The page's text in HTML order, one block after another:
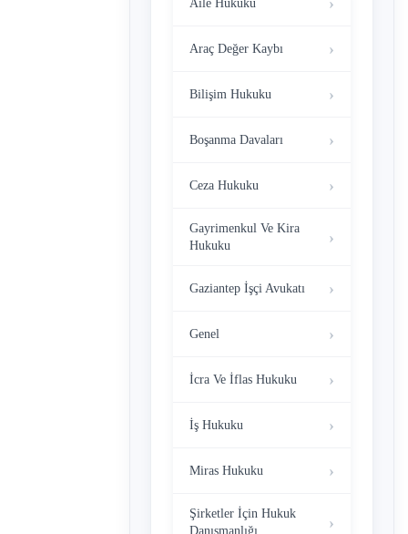
Aile Hukuku
Araç Değer Kaybı
Bilişim Hukuku
Boşanma Davaları
Ceza Hukuku
Gayrimenkul Ve Kira
Hukuku
Gaziantep İşçi Avukatı
Genel
İcra Ve İflas Hukuku
İş Hukuku
Miras Hukuku
Şirketler İçin Hukuk
Danışmanlığı